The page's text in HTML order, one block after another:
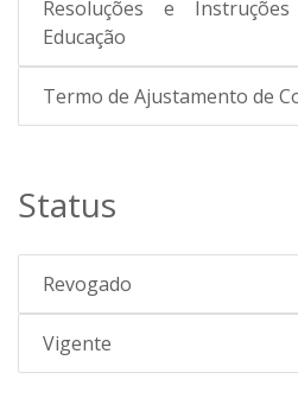
Resoluções e
Educação
Termo de Ajustamento de
Status
Revogado
Vigente